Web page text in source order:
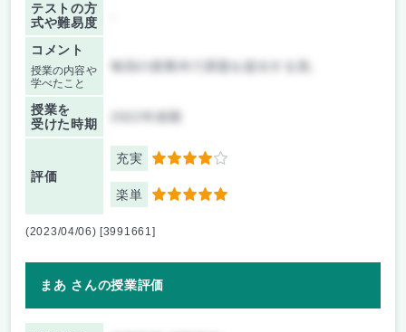
テストの方
式や難易度
コメント
授業の内容や
学べたこと
毎回の授業内で課題を提出する形。
授業を
受けた時期
評価
充実 4
楽単 5
(2023/04/06) [3991661]
まあ さんの授業評価